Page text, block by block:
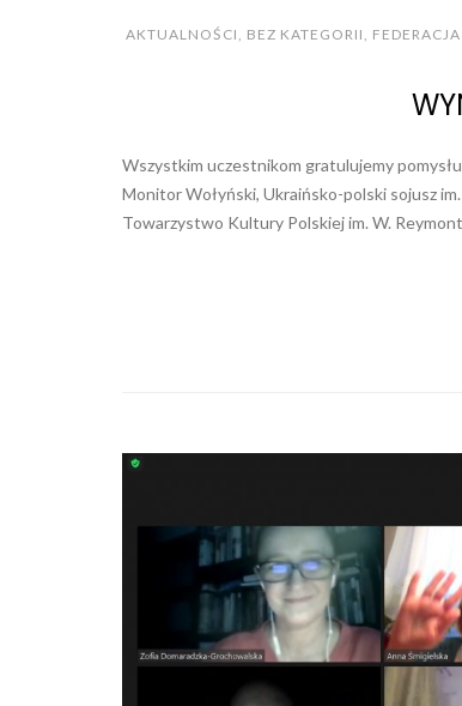
AKTUALNOŚCI
BEZ KATEGORII
Wszystkim uczestnikom gratulujemy
Monitor Wołyński, Ukraińsko-polski sojusz
Towarzystwo Kultury Polskiej im. W.